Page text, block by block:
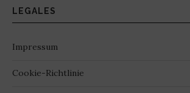
LEGALES
Impressum
Cookie-Richtlinie